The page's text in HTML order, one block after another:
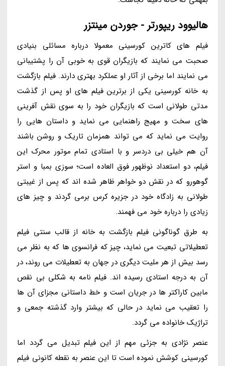
هالیوود ریپورتر - جوردن مینتزر
فیلم های کاترین کورسینی معمولا درباره مسائلی بنیادی
صحبت می نمایند که بازیگران قوی به خوبی آن را پشتیبانی
می نمایند اما برخی از آثار او عملکرد بهتری دارند. فیلم بازگشت
به خانه کورسینی یکی از برترین فیلم های او پس از گذشت
مدتی طولانی است که بازیگران خود را به سوی نقش آفرینی
های سخت و مهیج راهنمایی می نماید و داستان هایی را
روایت می نماید که می تواند همزمان تاریک و روشن باشند
آن هم خیلی بی دردسر و با استادی تمام موتور محرک این
فیلم، دو استعداد نوظهور فوق العاده است؛ سوزی بمبا و استر
گوهورو که در نقش دو خواهر ظاهر شده اند که پس از غیبتی
طولانی به زادگاه خود در جزیره کرس برمی گردند و چیز های
زیادی را درباره خود می فهمند.
به طرق گوناگونی فیلم بازگشت به خانه از قالب سنتی فیلم
تعطیلاتی تبعیت می نماید، چیز که فرانسوی ها که به نظر می
رسد بیش از هر ملیت دیگری در جهان به تعطیلات می روند، در
آن به درجه استادی رسیده اند. فیلم نامه به شکلی بی نقص
مابین کاراکتر ها در جریان است و خط داستانی مجزای آن ها
را تعقیب می نماید در حالی که بیشتر وارد گذشته جمعی و
تراژیک خانواده می گردد.
عنصر نژادی به جزئی مهم از این فیلم تبدیل می گردد اما
کورسینی کوشش نموده است تا این عنصر به نقطه کانونی فیلم